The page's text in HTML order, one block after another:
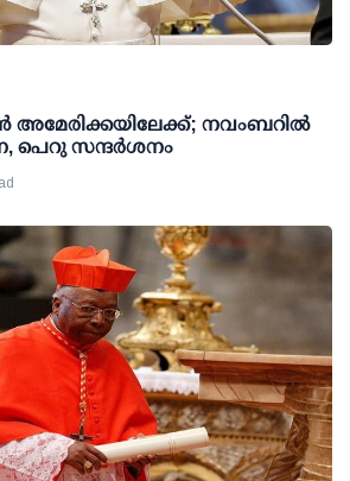
അമേരിക്കയിലേക്ക്; നവംബറിൽ
പെറു സന്ദർശനം